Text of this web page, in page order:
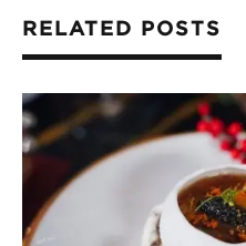
RELATED POSTS